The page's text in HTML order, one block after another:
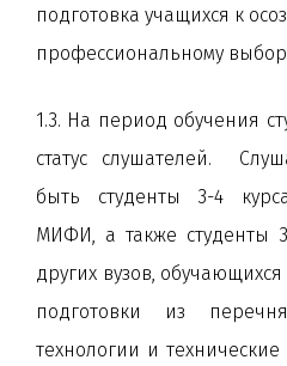
подготовка учащихся к
профессиональному
1.3. На период обучения
статус слушателей.
быть студенты 3-4
МИФИ, а также студенты
других вузов,
подготовки из
технологии и